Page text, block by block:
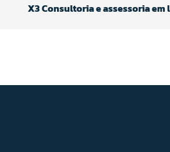
X3 Consultoria e assessoria